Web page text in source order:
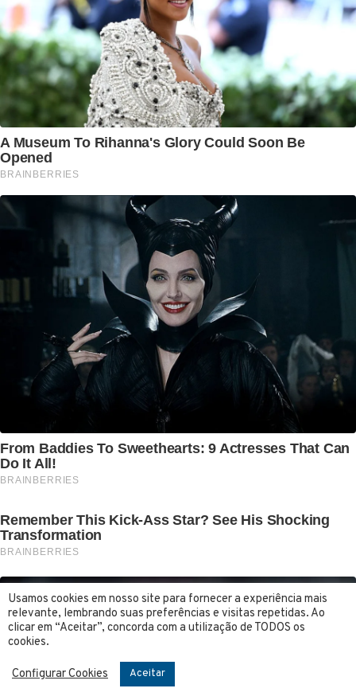
Usamos cookies em nosso site para fornecer a experiência mais
relevante, lembrando suas preferências e visitas repetidas. Ao
clicar em “Aceitar”, concorda com a utilização de TODOS os
cookies.
Configurar Cookies Aceitar